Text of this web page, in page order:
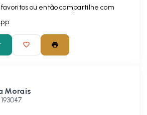
ou então compartilhe com
Morais
193047